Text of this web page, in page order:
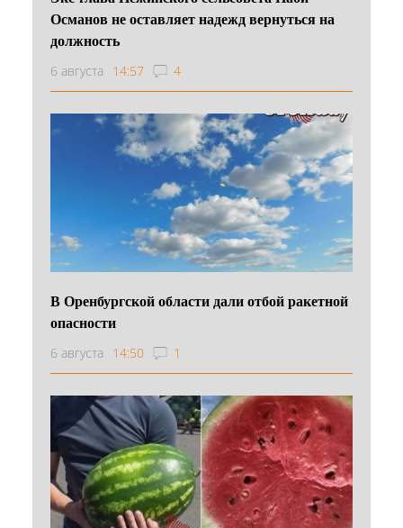
Османов не оставляет надежд вернуться на
должность
6 августа 14:57 4
В Оренбургской области дали отбой ракетной
опасности
6 августа 14:50 1